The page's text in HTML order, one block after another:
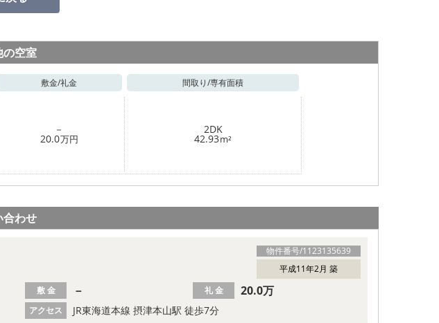
の空室
敷金/礼金 間取り/専有面積
－
20.0万円
2DK
42.93m²
合わせ
物件番号/1123135639
平成11年2月 築
アクセス JR東海道本線 摂津本山駅 徒歩7分
敷 金 － 礼 金 20.0万